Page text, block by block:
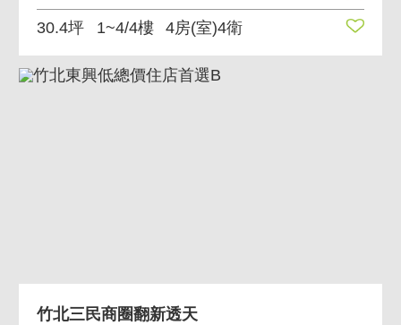
30.4坪 1~4/4樓 4房(室)4衛
竹北三民商圈翻新透天